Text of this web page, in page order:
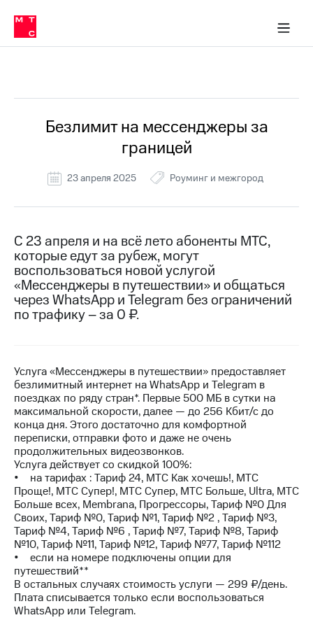
связь
Сервисы и подписки
30% на связь
кабинеты
Мобильная
и
Спутниковое
МТС
Деньги
номер
в МТС
Тарифы
Услуги
Семейная
группа
Заказать
SIM-
карту
Оформить
eSIM
SIM-
карта
для
иностранцев
Оформить
чистый
номер
в МТС
Услуги
приложение
Мой
МТС
Акции
Скидка 30%
на связь
RED,
РИИЛ
и МТС
Супер
дешевле
при
оплате
с карты
МТС
Деньги
Выберите
и подключите
ТВ
с выгодным
тарифом
Тарифы
Безлимит на мессенджеры за
границей
23 апреля 2025 Роуминг и межгород
С 23 апреля и на всё лето абоненты МТС,
которые едут за рубеж, могут
воспользоваться новой услугой
«Мессенджеры в путешествии» и общаться
через WhatsApp и Telegram без ограничений
по трафику – за 0 ₽.
Услуга «Мессенджеры в путешествии» предоставляет
безлимитный интернет на WhatsApp и Telegram в
поездках по ряду стран*. Первые 500 МБ в сутки на
максимальной скорости, далее — до 256 Кбит/с до
конца дня. Этого достаточно для комфортной
переписки, отправки фото и даже не очень
продолжительных видеозвонков.
Услуга действует со скидкой 100%:
• на тарифах : Тариф 24, МТС Как хочешь!, МТС
Проще!, МТС Супер!, МТС Супер, МТС Больше, Ultra, МТС
Больше всех, Membrana, Прогрессоры, Тариф №0 Для
Своих, Тариф №0, Тариф №1, Тариф №2 , Тариф №3,
Тариф №4, Тариф №6 , Тариф №7, Тариф №8, Тариф
№10, Тариф №11, Тариф №12, Тариф №77, Тариф №112
• если на номере подключены опции для
путешествий**
В остальных случаях стоимость услуги — 299 ₽/день.
Плата списывается только если воспользоваться
WhatsApp или Telegram.